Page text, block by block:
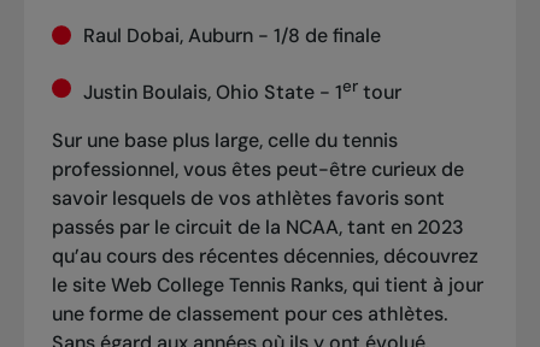
Raul Dobai, Auburn - 1/8 de finale
Justin Boulais, Ohio State - 1ertour
Sur une base plus large, celle du tennis
professionnel, vous êtes peut-être curieux de
savoir lesquels de vos athlètes favoris sont
passés par le circuit de la NCAA, tant en 2023
qu’au cours des récentes décennies, découvrez
le site Web College Tennis Ranks, qui tient à jour
une forme de classement pour ces athlètes.